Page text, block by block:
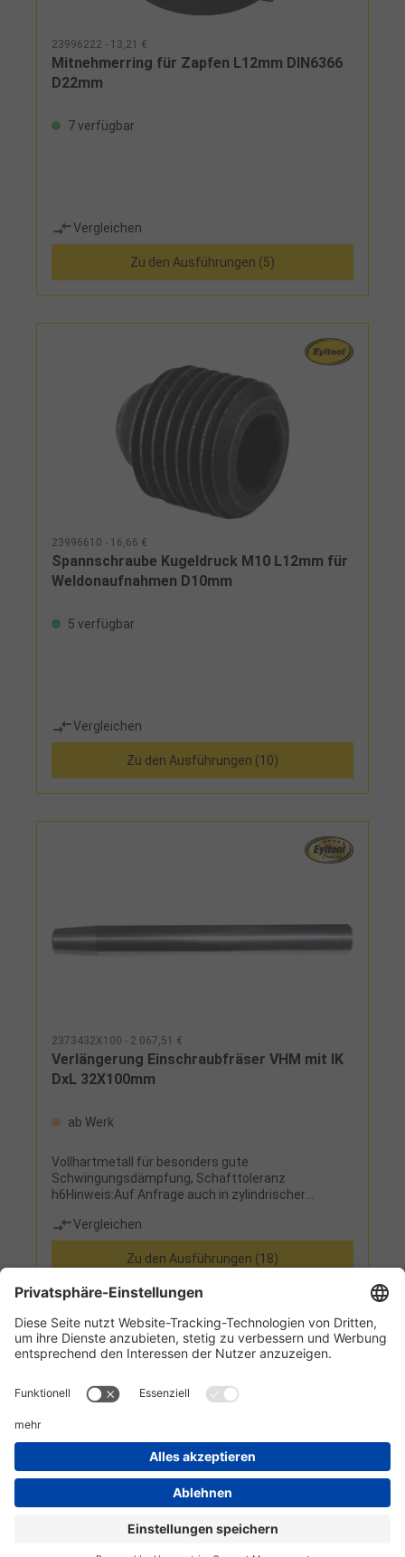
23996222 - 13,21 €
Mitnehmerring für Zapfen L12mm DIN6366
D22mm
7 verfügbar
Vergleichen
Zu den Ausführungen (5)
23996610 - 16,66 €
Spannschraube Kugeldruck M10 L12mm für
Weldonaufnahmen D10mm
5 verfügbar
Vergleichen
Zu den Ausführungen (10)
2373432X100 - 2.067,51 €
Verlängerung Einschraubfräser VHM mit IK
DxL 32X100mm
ab Werk
Vollhartmetall für besonders gute
Schwingungsdämpfung, Schafttoleranz
h6Hinweis:Auf Anfrage auch in zylindrischer
Vergleichen
Zu den Ausführungen (18)
Informationen
Kundenservice